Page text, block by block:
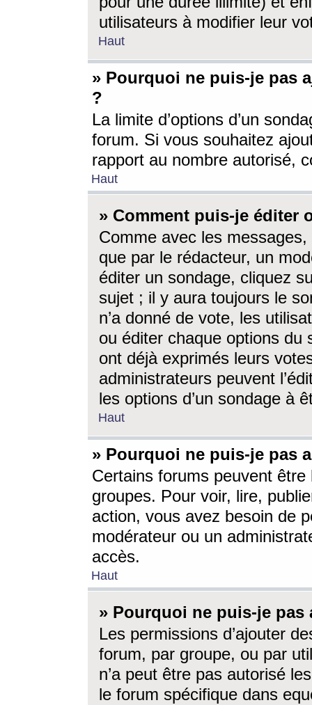
utilisateurs à modifier leur
Haut
» Pourquoi ne puis-je pas
?
La limite d’options d’un
forum. Si vous souhaitez
rapport au nombre autorisé,
Haut
» Comment puis-je éditer
Comme avec les
que par le rédacteur, un
éditer un sondage, cliquez
sujet ; il y aura toujours le
n’a donné de vote, les
ou éditer chaque options du
ont déjà exprimés leurs
administrateurs peuvent
les options d’un sondage à
Haut
» Pourquoi ne puis-je pas
Certains forums peuvent être
groupes. Pour voir, lire,
action, vous avez besoin de
modérateur ou un
accès.
Haut
» Pourquoi ne puis-je
Les permissions d’ajouter
forum, par groupe, ou par
n’a peut être pas autorisé
le forum spécifique dans